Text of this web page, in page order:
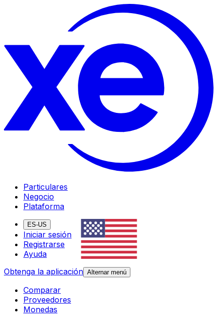
Particulares
Negocio
Plataforma
ES-US
Iniciar sesión
Registrarse
Ayuda
Obtenga la aplicación Alternar menú
Comparar
Proveedores
Monedas